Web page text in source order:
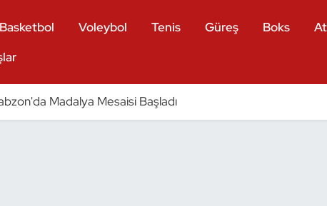
Basketbol Voleybol Tenis Güreş Boks
Madalya Mesaisi Başladı